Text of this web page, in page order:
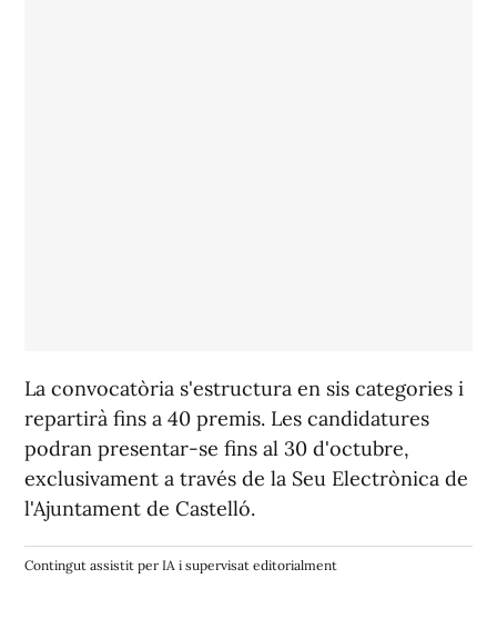
La convocatòria s'estructura en sis categories i
repartirà fins a 40 premis. Les candidatures
podran presentar-se fins al 30 d'octubre,
exclusivament a través de la Seu Electrònica de
l'Ajuntament de Castelló.
Contingut assistit per IA i supervisat editorialment